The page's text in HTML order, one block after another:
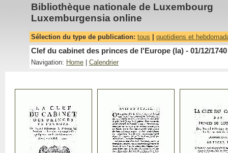
Bibliothèque nationale de Luxembourg
Luxemburgensia online
Sélection du type de publication: tous quotidiens et
Clef du cabinet des princes de l'Europe (la) - 01/12/1740
Navigation: Home Calendrier